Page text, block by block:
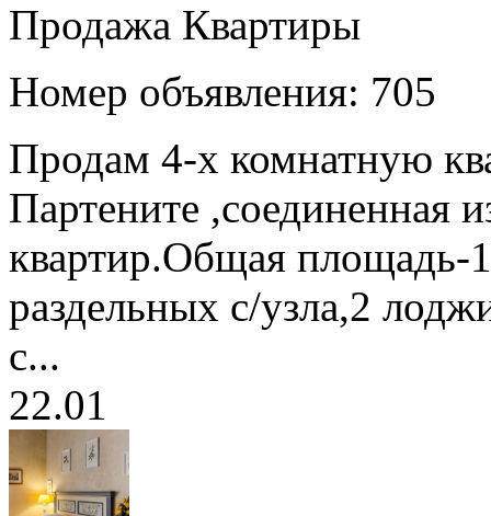
Продажа Квартиры
Номер объявления: 705
Продам 4-х комнатную
Партените ,соединенная
квартир.Общая площадь-
раздельных с/узла,2
с...
22.01